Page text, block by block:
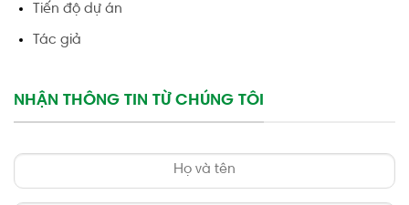
Tiến độ dự án
Tác giả
NHẬN THÔNG TIN TỪ CHÚNG TÔI